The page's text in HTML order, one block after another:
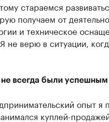
стараемся
получаем от
и техническое
не верю в ситуации,
всегда были
опыт
куплей-